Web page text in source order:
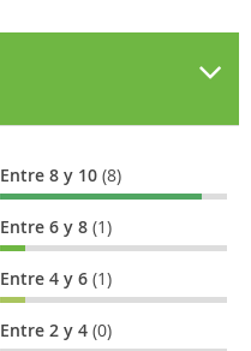
Entre 8 y 10(8)
Entre 6 y 8(1)
Entre 4 y 6(1)
Entre 2 y 4(0)